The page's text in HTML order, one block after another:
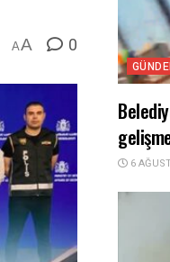
AA 0
6